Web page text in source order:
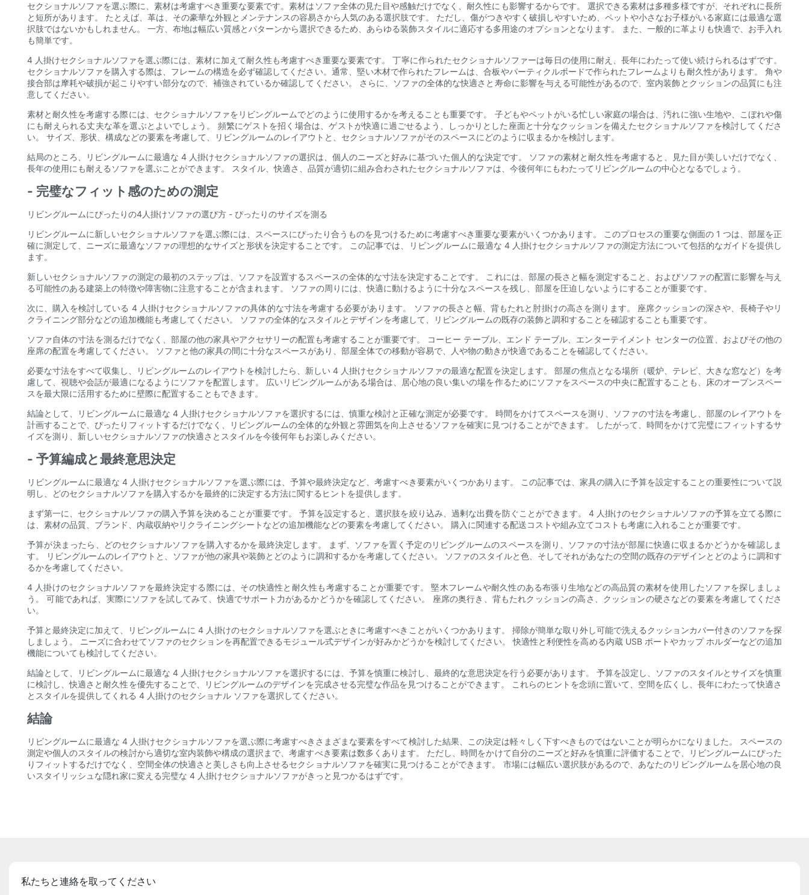
セクショナルソファを選ぶ際に、素材は考慮すべき重要な要素です。素材はソファ全体の見た目や感触だけでなく、耐久性にも影響するからです。 選択できる素材は多種多様ですが、それぞれに長所
と短所があります。 たとえば、革は、その豪華な外観とメンテナンスの容易さから人気のある選択肢です。 ただし、傷がつきやすく破損しやすいため、ペットや小さなお子様がいる家庭には最適な選
択肢ではないかもしれません。 一方、布地は幅広い質感とパターンから選択できるため、あらゆる装飾スタイルに適応する多用途のオプションとなります。 また、一般的に革よりも快適で、お手入れ
も簡単です。
4 人掛けセクショナルソファを選ぶ際には、素材に加えて耐久性も考慮すべき重要な要素です。 丁寧に作られたセクショナルソファーは毎日の使用に耐え、長年にわたって使い続けられるはずです。
セクショナルソファを購入する際は、フレームの構造を必ず確認してください。通常、堅い木材で作られたフレームは、合板やパーティクルボードで作られたフレームよりも耐久性があります。 角や
接合部は摩耗や破損が起こりやすい部分なので、補強されているか確認してください。 さらに、ソファの全体的な快適さと寿命に影響を与える可能性があるので、室内装飾とクッションの品質にも注
意してください。
素材と耐久性を考慮する際には、セクショナルソファをリビングルームでどのように使用するかを考えることも重要です。 子どもやペットがいる忙しい家庭の場合は、汚れに強い生地や、こぼれや傷
にも耐えられる丈夫な革を選ぶとよいでしょう。 頻繁にゲストを招く場合は、ゲストが快適に過ごせるよう、しっかりとした座面と十分なクッションを備えたセクショナルソファを検討してくださ
い。 サイズ、形状、構成などの要素を考慮して、リビングルームのレイアウトと、セクショナルソファがそのスペースにどのように収まるかを検討します。
結局のところ、リビングルームに最適な 4 人掛けセクショナルソファの選択は、個人のニーズと好みに基づいた個人的な決定です。 ソファの素材と耐久性を考慮すると、見た目が美しいだけでなく、
長年の使用にも耐えるソファを選ぶことができます。 スタイル、快適さ、品質が適切に組み合わされたセクショナルソファは、今後何年にもわたってリビングルームの中心となるでしょう。
- 完璧なフィット感のための測定
リビングルームにぴったりの4人掛けソファの選び方 - ぴったりのサイズを測る
リビングルームに新しいセクショナルソファを選ぶ際には、スペースにぴったり合うものを見つけるために考慮すべき重要な要素がいくつかあります。 このプロセスの重要な側面の 1 つは、部屋を正
確に測定して、ニーズに最適なソファの理想的なサイズと形状を決定することです。 この記事では、リビングルームに最適な 4 人掛けセクショナルソファの測定方法について包括的なガイドを提供し
ます。
新しいセクショナルソファの測定の最初のステップは、ソファを設置するスペースの全体的な寸法を決定することです。 これには、部屋の長さと幅を測定すること、およびソファの配置に影響を与え
る可能性のある建築上の特徴や障害物に注意することが含まれます。 ソファの周りには、快適に動けるように十分なスペースを残し、部屋を圧迫しないようにすることが重要です。
次に、購入を検討している 4 人掛けセクショナルソファの具体的な寸法を考慮する必要があります。 ソファの長さと幅、背もたれと肘掛けの高さを測ります。 座席クッションの深さや、長椅子やリ
クライニング部分などの追加機能も考慮してください。 ソファの全体的なスタイルとデザインを考慮して、リビングルームの既存の装飾と調和することを確認することも重要です。
ソファ自体の寸法を測るだけでなく、部屋の他の家具やアクセサリーの配置も考慮することが重要です。 コーヒー テーブル、エンド テーブル、エンターテイメント センターの位置、およびその他の
座席の配置を考慮してください。 ソファと他の家具の間に十分なスペースがあり、部屋全体での移動が容易で、人や物の動きが快適であることを確認してください。
必要な寸法をすべて収集し、リビングルームのレイアウトを検討したら、新しい 4 人掛けセクショナルソファの最適な配置を決定します。 部屋の焦点となる場所（暖炉、テレビ、大きな窓など）を考
慮して、視聴や会話が最適になるようにソファを配置します。 広いリビングルームがある場合は、居心地の良い集いの場を作るためにソファをスペースの中央に配置することも、床のオープンスペー
スを最大限に活用するために壁際に配置することもできます。
結論として、リビングルームに最適な 4 人掛けセクショナルソファを選択するには、慎重な検討と正確な測定が必要です。 時間をかけてスペースを測り、ソファの寸法を考慮し、部屋のレイアウトを
計画することで、ぴったりフィットするだけでなく、リビングルームの全体的な外観と雰囲気を向上させるソファを確実に見つけることができます。 したがって、時間をかけて完璧にフィットするサ
イズを測り、新しいセクショナルソファの快適さとスタイルを今後何年もお楽しみください。
- 予算編成と最終意思決定
リビングルームに最適な 4 人掛けセクショナルソファを選ぶ際には、予算や最終決定など、考慮すべき要素がいくつかあります。 この記事では、家具の購入に予算を設定することの重要性について説
明し、どのセクショナルソファを購入するかを最終的に決定する方法に関するヒントを提供します。
まず第一に、セクショナルソファの購入予算を決めることが重要です。 予算を設定すると、選択肢を絞り込み、過剰な出費を防ぐことができます。 4 人掛けのセクショナルソファの予算を立てる際に
は、素材の品質、ブランド、内蔵収納やリクライニングシートなどの追加機能などの要素を考慮してください。 購入に関連する配送コストや組み立てコストも考慮に入れることが重要です。
予算が決まったら、どのセクショナルソファを購入するかを最終決定します。 まず、ソファを置く予定のリビングルームのスペースを測り、ソファの寸法が部屋に快適に収まるかどうかを確認しま
す。 リビングルームのレイアウトと、ソファが他の家具や装飾とどのように調和するかを考慮してください。 ソファのスタイルと色、そしてそれがあなたの空間の既存のデザインとどのように調和す
るかを考慮してください。
4 人掛けのセクショナルソファを最終決定する際には、その快適性と耐久性も考慮することが重要です。 堅木フレームや耐久性のある布張り生地などの高品質の素材を使用したソファを探しましょ
う。 可能であれば、実際にソファを試してみて、快適でサポート力があるかどうかを確認してください。 座席の奥行き、背もたれクッションの高さ、クッションの硬さなどの要素を考慮してくださ
い。
予算と最終決定に加えて、リビングルームに 4 人掛けのセクショナルソファを選ぶときに考慮すべきことがいくつかあります。 掃除が簡単な取り外し可能で洗えるクッションカバー付きのソファを探
しましょう。 ニーズに合わせてソファのセクションを再配置できるモジュール式デザインが好みかどうかを検討してください。 快適性と利便性を高める内蔵 USB ポートやカップ ホルダーなどの追加
機能についても検討してください。
結論として、リビングルームに最適な 4 人掛けセクショナルソファを選択するには、予算を慎重に検討し、最終的な意思決定を行う必要があります。 予算を設定し、ソファのスタイルとサイズを慎重
に検討し、快適さと耐久性を優先することで、リビングルームのデザインを完成させる完璧な作品を見つけることができます。 これらのヒントを念頭に置いて、空間を広くし、長年にわたって快適さ
とスタイルを提供してくれる 4 人掛けのセクショナル ソファを選択してください。
結論
リビングルームに最適な 4 人掛けセクショナルソファを選ぶ際に考慮すべきさまざまな要素をすべて検討した結果、この決定は軽々しく下すべきものではないことが明らかになりました。 スペースの
測定や個人のスタイルの検討から適切な室内装飾や構成の選択まで、考慮すべき要素は数多くあります。 ただし、時間をかけて自分のニーズと好みを慎重に評価することで、リビングルームにぴった
りフィットするだけでなく、空間全体の快適さと美しさも向上させるセクショナルソファを確実に見つけることができます。 市場には幅広い選択肢があるので、あなたのリビングルームを居心地の良
いスタイリッシュな隠れ家に変える完璧な 4 人掛けセクショナルソファがきっと見つかるはずです。
私たちと連絡を取ってください